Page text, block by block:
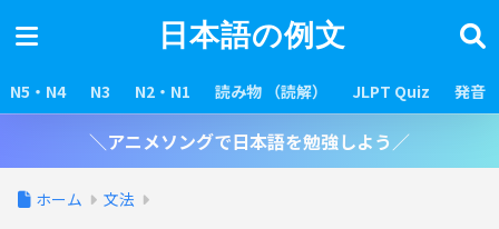
日本語の例文
N5・N4 N3 N2・N1 読み物 （読解） JLPT Quiz 発音
＼アニメソングで日本語を勉強しよう／
ホーム 文法